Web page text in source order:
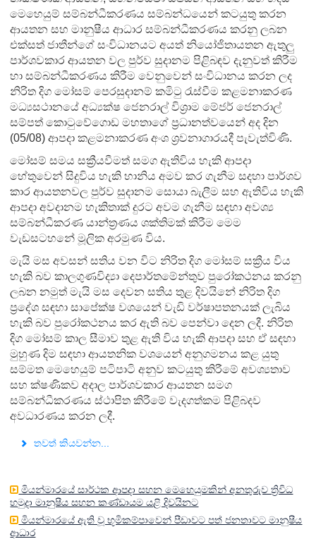
මෙහෙයුම් සම්බන්ධීකරණය සම්බන්ධයෙන් කටයුතු කරන
ආයතන සහ මානුෂීය ආධාර සම්බන්ධීකරණය කරනු ලබන
එක්සත් ජාතීන්ගේ සංවිධානයට අයත් නියෝජිතායතන ඇතුලු
පාර්ශවකාර ආයතන වල පුර්ව සුදානම පිළිබඳව දැනුවත් කිරීම
හා සම්බන්ධීකරණය කිරීම වෙනුවෙන් සංවිධානය කරන ලද
නිරිත දිග මෝසම් පෙරසුදානම් කමිටු රැස්වීම කළමනාකරණ
මධ්‍යසථානයේ අධ්‍යක්ෂ ජෙනරාල් විශ්‍රාම මේජර් ජෙනරාල්
සම්පත් කොටුවේගොඩ මහතාගේ ප්‍රධානත්වයෙන් අද දින
(05/08) ආපදා කළමනාකරණ අංශ ශ්‍රවනාගාරයදී පැවැත්විණි.
මෝසම් සමය සක්‍රීයවීමත් සමග ඇතිවිය හැකි ආපදා
හේතුවෙන් සිදුවිය හැකි හානිය අමව කර ගැනීම සදහා පාර්ශව
කාර ආයතනවල පුර්ව සුදානම සොයා බැලීම සහ ඇතිවිය හැකි
ආපදා අවදානම හැකිතාක් දුරට අවම ගැනීම සඳහා අවශ්‍ය
සම්බන්ධීකරණ යාන්ත්‍රණය ශක්තිමක් කිරීම මෙම
වැඩසටහ‍නේ මූලික අරමුණ විය.
මැයි මස අවසන් සතිය වන විට නිරිත දිග මෝසම් සක්‍රීය විය
හැකි බව කාලගුණවිද්‍යා දෙපාර්තමේන්තුව පුරෝකථනය කරනු
ලබන නමුත් මැයි මස දෙවන සතිය තුළ දිවයිනේ නිරිත දිග
ප්‍රදේශ සඳහා සාපේක්ෂ වශයෙන් වැඩි වර්ෂාපතනයක් ලැබිය
හැකි බව පුරෝකථනය කර ඇති බව පෙන්වා දෙන ලදී. නිරිත
දිග මෝසම් කාල සීමාව තුළ ඇති විය හැකි ආපදා සහ ඒ සඳහා
මුහුණ දිම සඳහා ආයතනික වශයෙන් අනුගමනය කළ යුතු
සම්මත මෙහෙයුම් පටිපාටි අනුව කටයුතු කිරීමේ අවශ්‍යතාව
සහ ක්ෂණිකව අදාල පාර්ශවකාර ආයතන සමග
සම්බන්ධීකරණය ස්ථාපිත කිරීමේ වැදගත්කම පිළිබදව
අවධාරණය කරන ලදී.
තවත් කියවන්න...
මියන්මාරයේ සාර්ථක ආපදා සහන මෙහෙයුමකින් අනතුරුව ත්‍රිවිධ
හමුදා මානුෂීය සහන කණ්ඩායම යළි දිවයිනට
මියන්මාරයේ ඇති වූ භූමිකම්පාවෙන් පීඩාවට පත් ජනතාවට මානුෂීය
ආධාර